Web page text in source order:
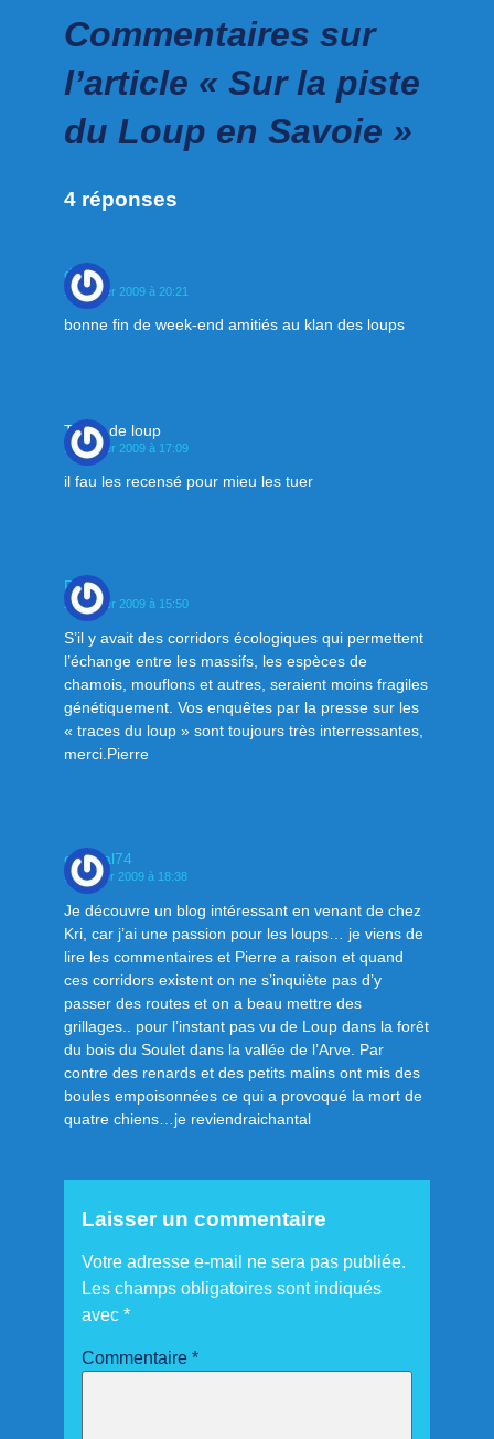
Commentaires sur
l’article « Sur la piste
du Loup en Savoie »
4 réponses
domi
18 janvier 2009 à 20:21
bonne fin de week-end amitiés au klan des loups
Tueur de loup
19 janvier 2009 à 17:09
il fau les recensé pour mieu les tuer
Pierre
21 janvier 2009 à 15:50
S’il y avait des corridors écologiques qui permettent
l’échange entre les massifs, les espèces de
chamois, mouflons et autres, seraient moins fragiles
génétiquement. Vos enquêtes par la presse sur les
« traces du loup » sont toujours très interressantes,
merci.Pierre
chantal74
14 février 2009 à 18:38
Je découvre un blog intéressant en venant de chez
Kri, car j’ai une passion pour les loups… je viens de
lire les commentaires et Pierre a raison et quand
ces corridors existent on ne s’inquiète pas d’y
passer des routes et on a beau mettre des
grillages.. pour l’instant pas vu de Loup dans la forêt
du bois du Soulet dans la vallée de l’Arve. Par
contre des renards et des petits malins ont mis des
boules empoisonnées ce qui a provoqué la mort de
quatre chiens…je reviendraichantal
Laisser un commentaire
Votre adresse e-mail ne sera pas publiée.
Les champs obligatoires sont indiqués
avec *
Commentaire *